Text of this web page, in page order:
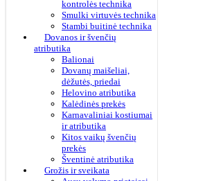
kontrolės technika
Smulki virtuvės technika
Stambi buitinė technika
Dovanos ir švenčių
atributika
Balionai
Dovanų maišeliai,
dėžutės, priedai
Helovino atributika
Kalėdinės prekės
Karnavaliniai kostiumai
ir atributika
Kitos vaikų švenčių
prekės
Šventinė atributika
Grožis ir sveikata